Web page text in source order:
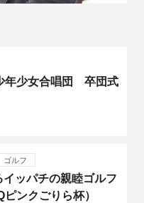
年少女合唱団 卒団式
ゴルフ
ッパチの親睦ゴルフ
ピンクごりら杯）